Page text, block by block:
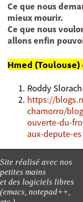
Ce que nous
mieux mourir.
Ce que nous
allons enfin
Hmed
Roddy
https://
chamorro/
ouverte-du-
aux-depute-es
Site réalisé avec nos
petites mains
et des logiciels libres
(emacs, notepad++,